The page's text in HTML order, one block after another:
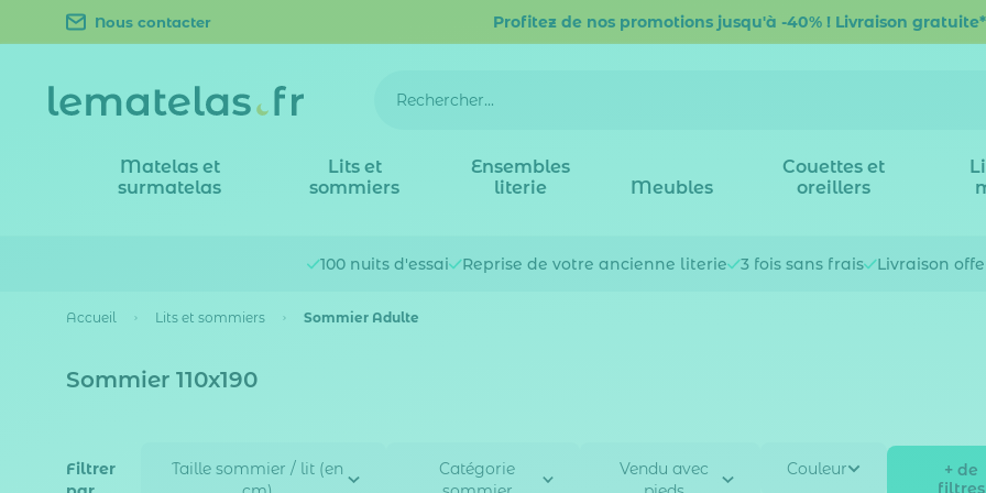
Nous contacter Profitez de nos promotions jusqu'à -40% ! Livraison gratuite*
Matelas et
surmatelas
Lits et
sommiers
Ensembles
literie
Meubles
Couettes et
oreillers
100 nuits d'essai Reprise de votre ancienne literie 3 fois sans frais Livraison
Accueil Lits et sommiers Sommier Adulte
Sommier 110x190
Filtrer
Taille sommier / lit (en
Catégorie
Vendu avec
Couleur
+ de
filtres